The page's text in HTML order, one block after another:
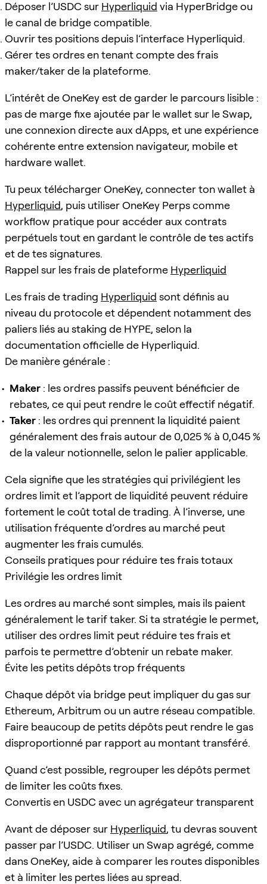
Déposer l’USDC sur Hyperliquid via HyperBridge ou
le canal de bridge compatible.
Ouvrir tes positions depuis l’interface Hyperliquid.
Gérer tes ordres en tenant compte des frais
maker/taker de la plateforme.
L’intérêt de OneKey est de garder le parcours lisible :
pas de marge fixe ajoutée par le wallet sur le Swap,
une connexion directe aux dApps, et une expérience
cohérente entre extension navigateur, mobile et
hardware wallet.
Tu peux télécharger OneKey, connecter ton wallet à
Hyperliquid, puis utiliser OneKey Perps comme
workflow pratique pour accéder aux contrats
perpétuels tout en gardant le contrôle de tes actifs
et de tes signatures.
Rappel sur les frais de plateforme Hyperliquid
Les frais de trading Hyperliquid sont définis au
niveau du protocole et dépendent notamment des
paliers liés au staking de HYPE, selon la
documentation officielle de Hyperliquid.
De manière générale :
Maker : les ordres passifs peuvent bénéficier de
rebates, ce qui peut rendre le coût effectif négatif.
Taker : les ordres qui prennent la liquidité paient
généralement des frais autour de 0,025 % à 0,045 %
de la valeur notionnelle, selon le palier applicable.
Cela signifie que les stratégies qui privilégient les
ordres limit et l’apport de liquidité peuvent réduire
fortement le coût total de trading. À l’inverse, une
utilisation fréquente d’ordres au marché peut
augmenter les frais cumulés.
Conseils pratiques pour réduire tes frais totaux
Privilégie les ordres limit
Les ordres au marché sont simples, mais ils paient
généralement le tarif taker. Si ta stratégie le permet,
utiliser des ordres limit peut réduire tes frais et
parfois te permettre d’obtenir un rebate maker.
Évite les petits dépôts trop fréquents
Chaque dépôt via bridge peut impliquer du gas sur
Ethereum, Arbitrum ou un autre réseau compatible.
Faire beaucoup de petits dépôts peut rendre le gas
disproportionné par rapport au montant transféré.
Quand c’est possible, regrouper les dépôts permet
de limiter les coûts fixes.
Convertis en USDC avec un agrégateur transparent
Avant de déposer sur Hyperliquid, tu devras souvent
passer par l’USDC. Utiliser un Swap agrégé, comme
dans OneKey, aide à comparer les routes disponibles
et à limiter les pertes liées au spread.